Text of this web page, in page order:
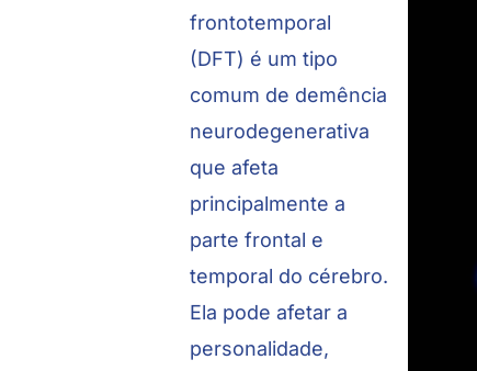
frontotemporal
(DFT) é um tipo
comum de demência
neurodegenerativa
que afeta
principalmente a
parte frontal e
temporal do cérebro.
Ela pode afetar a
personalidade,